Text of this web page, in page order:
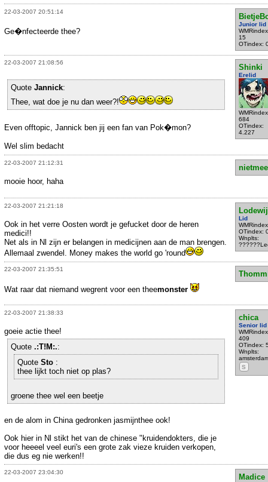
22-03-2007 20:51:14
Junior lid
15
OTindex:
Ge�nfecteerde thee?
22-03-2007 21:08:56
Shinki
Erelid
684
OTindex:
4.227
Quote Jannick:
Thee, wat doe je nu dan weer?!
Even offtopic, Jannick ben jij een fan van Pok�mon?
Wel slim bedacht
22-03-2007 21:12:31
mooie hoor, haha
22-03-2007 21:21:18
Lid
OTindex:
Wnplts:
Ook in het verre Oosten wordt je gefucket door de heren
medici!!
Net als in Nl zijn er belangen in medicijnen aan de man brengen.
Allemaal zwendel. Money makes the world go 'round
22-03-2007 21:35:51
Wat raar dat niemand wegrent voor een theemonster
22-03-2007 21:38:33
chica
Senior lid
409
OTindex:
Wnplts:
S
goeie actie thee!
Quote .:T!M:.:
Quote Sto :
thee lijkt toch niet op plas?
groene thee wel een beetje
en de alom in China gedronken jasmijnthee ook!
Ook hier in Nl stikt het van de chinese "kruidendokters, die je
voor heeeel veel euri's een grote zak vieze kruiden verkopen,
die dus eg nie werken!!
22-03-2007 23:04:30
Madice